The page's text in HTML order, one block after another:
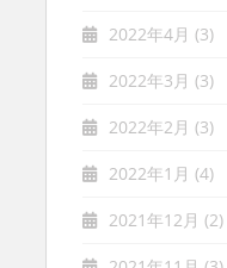
2022年4月 (3)
2022年3月 (3)
2022年2月 (3)
2022年1月 (4)
2021年12月 (2)